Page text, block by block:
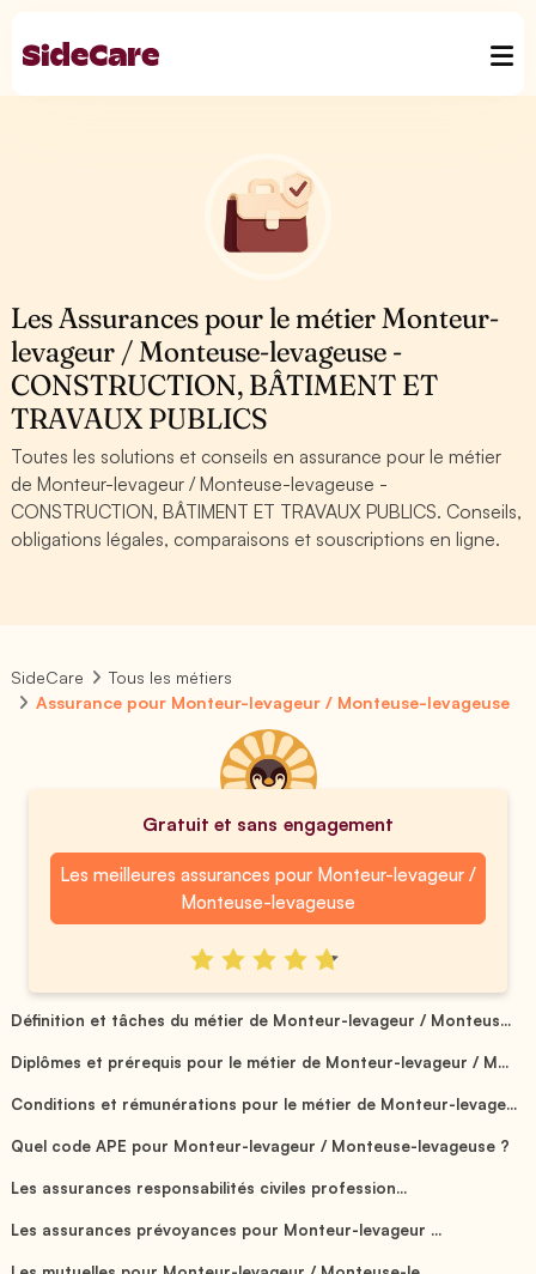
Les Assurances pour le métier Monteur-
levageur / Monteuse-levageuse -
CONSTRUCTION, BÂTIMENT ET
TRAVAUX PUBLICS
Toutes les solutions et conseils en assurance pour le métier
de Monteur-levageur / Monteuse-levageuse -
CONSTRUCTION, BÂTIMENT ET TRAVAUX PUBLICS. Conseils,
obligations légales, comparaisons et souscriptions en ligne.
SideCare
Tous les métiers
Assurance pour Monteur-levageur / Monteuse-levageuse
Gratuit et sans engagement
Les meilleures assurances pour Monteur-levageur /
Monteuse-levageuse
Définition et tâches du métier de Monteur-levageur / Monteus...
Diplômes et prérequis pour le métier de Monteur-levageur / M...
Conditions et rémunérations pour le métier de Monteur-levage...
Quel code APE pour Monteur-levageur / Monteuse-levageuse ?
Les assurances responsabilités civiles profession...
Les assurances prévoyances pour Monteur-levageur ...